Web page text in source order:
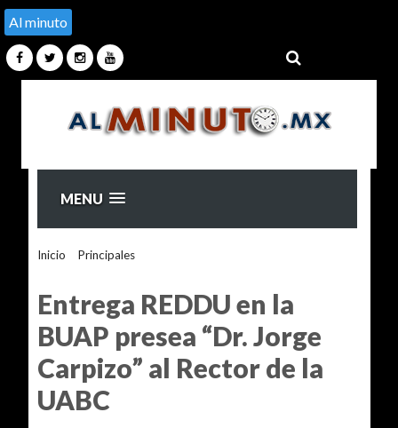
Al minuto
MENU
Inicio Principales>
Entrega REDDU en la
BUAP presea “Dr. Jorge
Carpizo” al Rector de la
UABC